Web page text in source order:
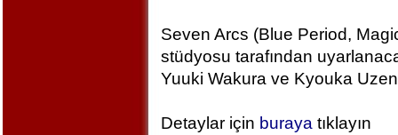
Seven Arcs (Blue Period,
stüdyosu tarafından
Yuuki Wakura ve Kyouka
Detaylar için buraya tıklayın